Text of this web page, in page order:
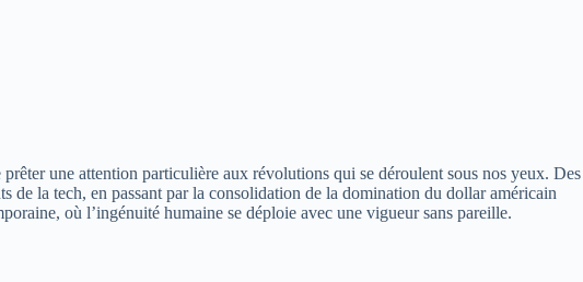
une attention particulière aux révolutions qui se déroulent sous nos yeux. Des
de la tech, en passant par la consolidation de la domination du dollar américain
où l’ingénuité humaine se déploie avec une vigueur sans pareille.